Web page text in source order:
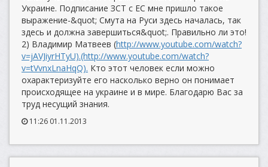
Украине. Подписание ЗСТ с ЕС мне пришло такое
выражение-&quot; Смута на Руси здесь началась, так
здесь и должна завершиться&quot;. Правильно ли это!
2) Владимир Матвеев (http://www.youtube.com/watch?
v=jAVJiyrHTyU).(http://www.youtube.com/watch?
v=tVvnxLnaHqQ). Кто этот человек если можно
охарактеризуйте его насколько верно он понимает
происходящее на украине и в мире. Благодарю Вас за
труд несущий знания.
11:26 01.11.2013